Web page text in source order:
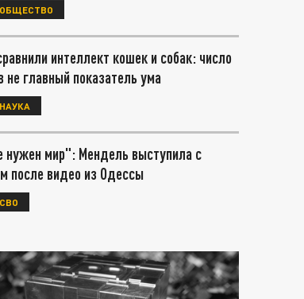
ОБЩЕСТВО
интеллект кошек и собак: число
не главный показатель ума
НАУКА
нужен мир": Мендель выступила с
после видео из Одессы
СВО